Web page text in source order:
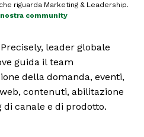
riguarda Marketing & Leadership.
community
leader globale
guida il team
della domanda, eventi,
contenuti, abilitazione
canale e di prodotto.